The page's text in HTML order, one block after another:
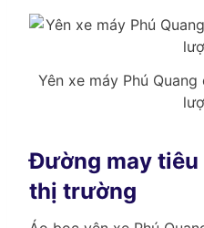
Yên xe máy Phú
Đường may tiêu
thị trường